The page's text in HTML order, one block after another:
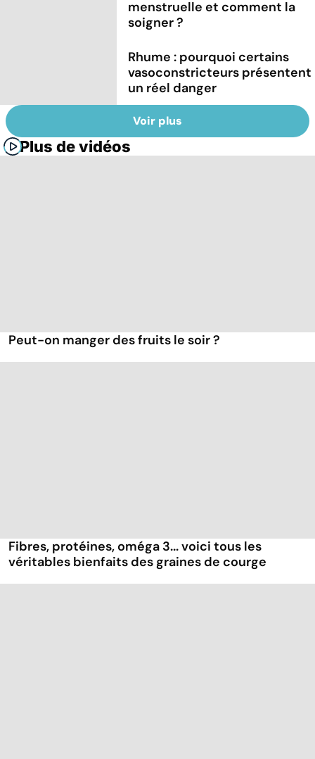
menstruelle et comment la
soigner ?
Rhume : pourquoi certains
vasoconstricteurs présentent
un réel danger
Voir plus
Plus de vidéos
Peut-on manger des fruits le soir ?
Fibres, protéines, oméga 3... voici tous les
véritables bienfaits des graines de courge